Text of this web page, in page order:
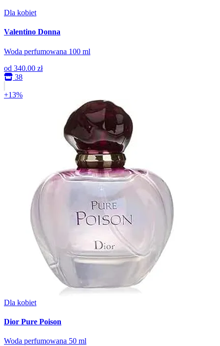
Dla kobiet
Valentino Donna
Woda perfumowana 100 ml
od 340.00 zł
38
+13%
Dla kobiet
Dior Pure Poison
Woda perfumowana 50 ml